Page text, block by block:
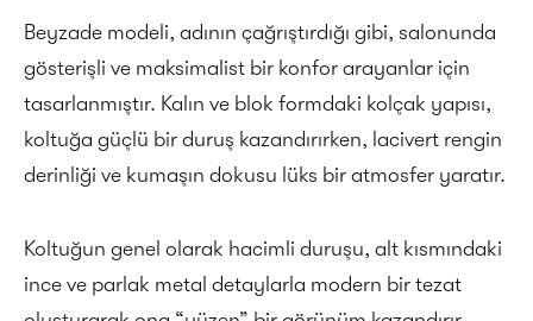
Beyzade modeli, adının çağrıştırdığı gibi, salonunda
gösterişli ve maksimalist bir konfor arayanlar için
tasarlanmıştır. Kalın ve blok formdaki kolçak yapısı,
koltuğa güçlü bir duruş kazandırırken, lacivert rengin
derinliği ve kumaşın dokusu lüks bir atmosfer yaratır.
Koltuğun genel olarak hacimli duruşu, alt kısmındaki
ince ve parlak metal detaylarla modern bir tezat